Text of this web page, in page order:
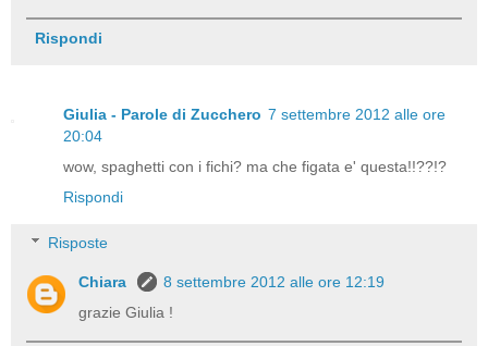
Rispondi
Giulia - Parole di Zucchero 7 settembre 2012 alle ore
20:04
wow, spaghetti con i fichi? ma che figata e' questa!!??!?
Rispondi
Risposte
Chiara
8 settembre 2012 alle ore 12:19
grazie Giulia !